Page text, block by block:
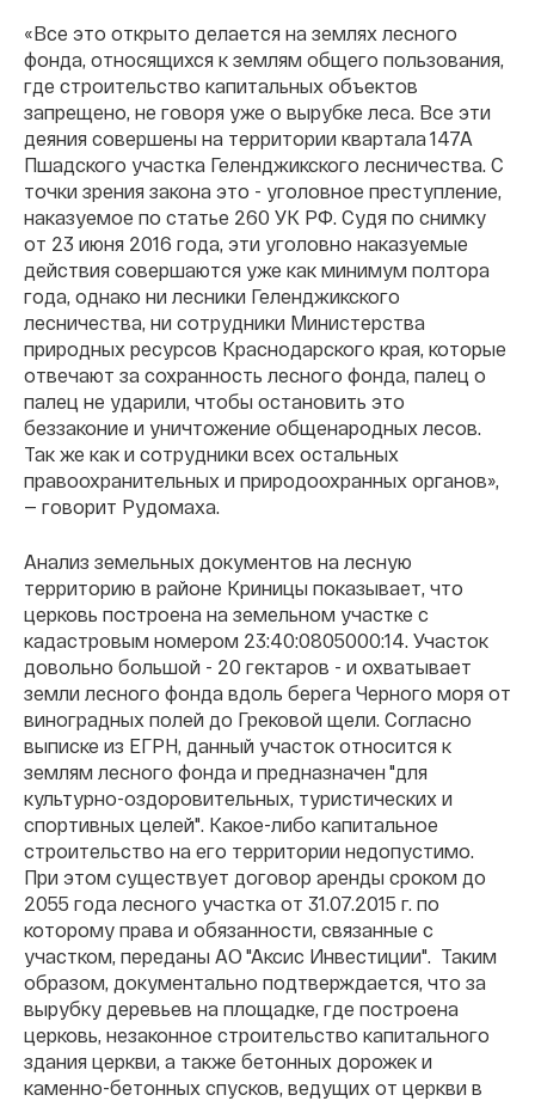
«Все это открыто делается на землях лесного
фонда, относящихся к землям общего пользования,
где строительство капитальных объектов
запрещено, не говоря уже о вырубке леса. Все эти
деяния совершены на территории квартала 147А
Пшадского участка Геленджикского лесничества. С
точки зрения закона это - уголовное преступление,
наказуемое по статье 260 УК РФ. Судя по снимку
от 23 июня 2016 года, эти уголовно наказуемые
действия совершаются уже как минимум полтора
года, однако ни лесники Геленджикского
лесничества, ни сотрудники Министерства
природных ресурсов Краснодарского края, которые
отвечают за сохранность лесного фонда, палец о
палец не ударили, чтобы остановить это
беззаконие и уничтожение общенародных лесов.
Так же как и сотрудники всех остальных
правоохранительных и природоохранных органов»,
— говорит Рудомаха.
Анализ земельных документов на лесную
территорию в районе Криницы показывает, что
церковь построена на земельном участке с
кадастровым номером 23:40:0805000:14. Участок
довольно большой - 20 гектаров - и охватывает
земли лесного фонда вдоль берега Черного моря от
виноградных полей до Грековой щели. Согласно
выписке из ЕГРН, данный участок относится к
землям лесного фонда и предназначен "для
культурно-оздоровительных, туристических и
спортивных целей". Какое-либо капитальное
строительство на его территории недопустимо.
При этом существует договор аренды сроком до
2055 года лесного участка от 31.07.2015 г. по
которому права и обязанности, связанные с
участком, переданы АО "Аксис Инвестиции". Таким
образом, документально подтверждается, что за
вырубку деревьев на площадке, где построена
церковь, незаконное строительство капитального
здания церкви, а также бетонных дорожек и
каменно-бетонных спусков, ведущих от церкви в